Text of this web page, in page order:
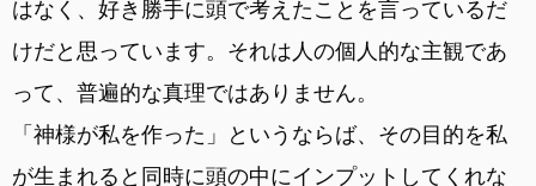
はなく、好き勝手に頭で考えたことを言っているだ
けだと思っています。それは人の個人的な主観であ
って、普遍的な真理ではありません。
「神様が私を作った」というならば、その目的を私
が生まれると同時に頭の中にインプットしてくれな